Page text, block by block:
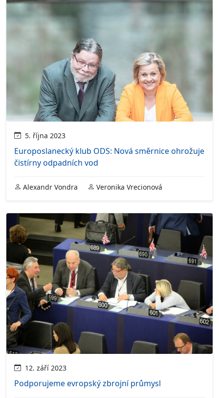
5. října 2023
Europoslanecký klub ODS: Nová směrnice ohrožuje
čistírny odpadních vod
Alexandr Vondra Veronika Vrecionová
12. září 2023
Podporujeme evropský zbrojní průmysl